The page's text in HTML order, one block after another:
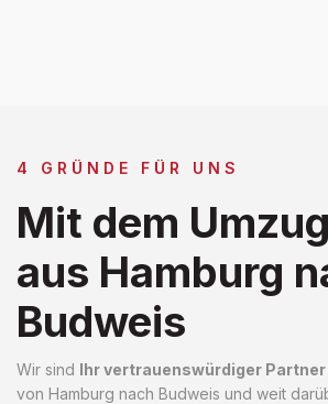
4 GRÜNDE FÜR UNS
Mit dem
aus Hamburg
Budweis
Wir sind Ihr vertrauenswürdiger Partner
von Hamburg nach Budweis und weit